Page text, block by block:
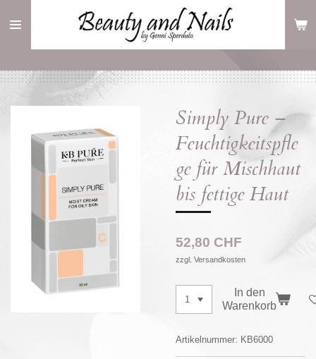
Hauptinhalt
Simply Pure –
Feuchtigkeitspfle
ge für Mischhaut
bis fettige Haut
52,80 CHF
zzgl. Versandkosten
In den
Warenkorb
Artikelnummer: KB6000